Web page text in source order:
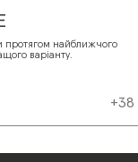
протягом найближчого
варіанту.